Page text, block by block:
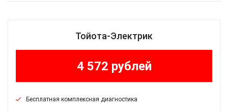
Тойота-Электрик
4 572 рублей
Бесплатная комплексная диагностика